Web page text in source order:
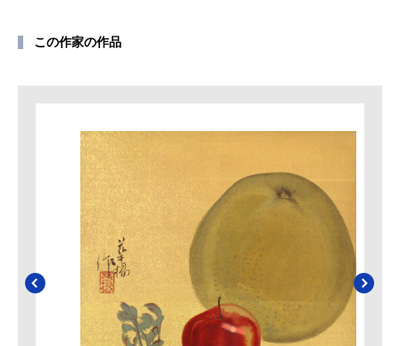
この作家の作品